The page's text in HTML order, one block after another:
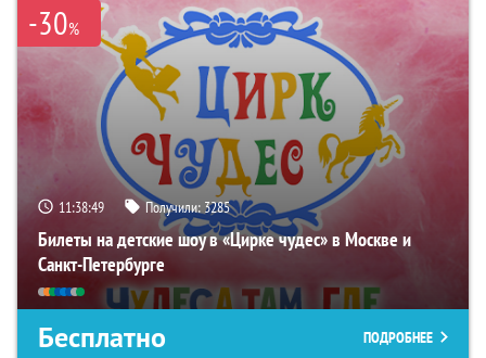
-30%
11:38:47 Получили: 3285
Билеты на детские шоу в «Цирке чудес» в Москве и
Санкт-Петербурге
Бесплатно ПОДРОБНЕЕ